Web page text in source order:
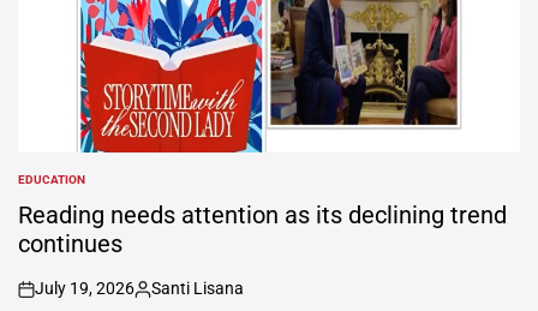
POSTED
IN
EDUCATION
Reading needs attention as its declining trend
continues
on
July 19, 2026
Posted
Santi Lisana